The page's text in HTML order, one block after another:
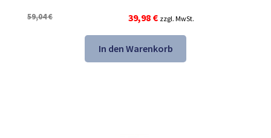
59,04€
Ursprünglicher
Preis
war:
59,04 €
39,98 €Aktueller
Preis
ist:
39,98 €.
zzgl. MwSt.
In den Warenkorb